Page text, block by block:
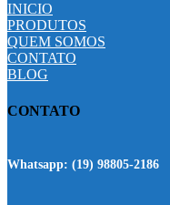
INICIO
PRODUTOS
QUEM SOMOS
CONTATO
BLOG
CONTATO
Whatsapp: (19) 98805-2186